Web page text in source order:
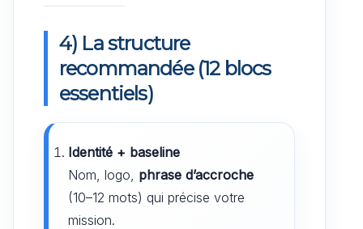
4) La structure
recommandée (12 blocs
essentiels)
Identité + baseline
Nom, logo, phrase d’accroche
(10–12 mots) qui précise votre
mission.